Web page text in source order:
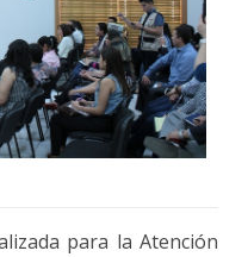
para la Atención